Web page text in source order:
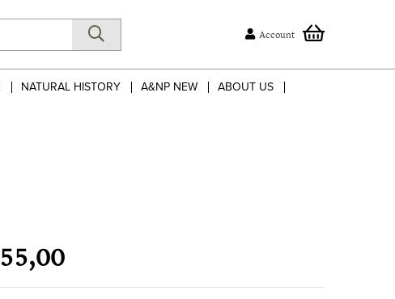
Account
NATURAL HISTORY A&NP NEW ABOUT US